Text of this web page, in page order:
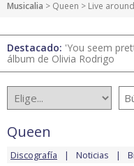
Musicalia > Queen > Live
Destacado: 'You seem
álbum de Olivia Rodrigo
Queen
Discografía Noticias